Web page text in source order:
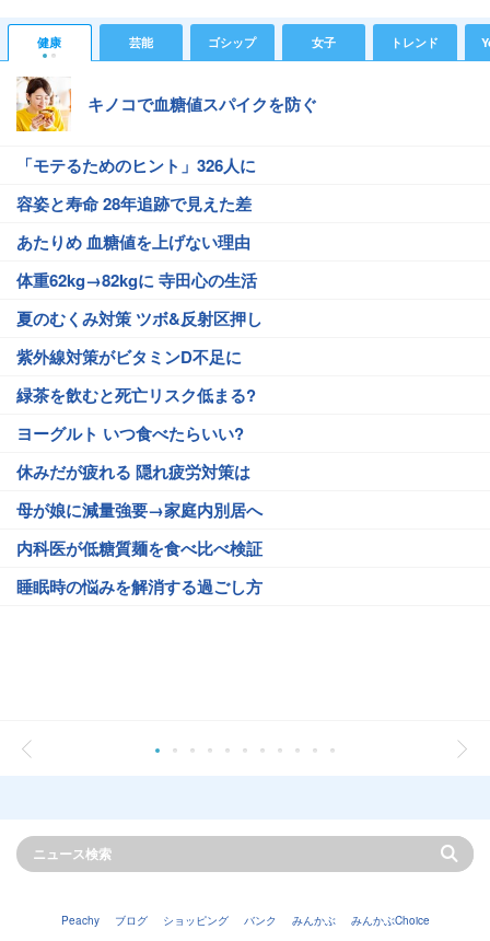
健康 芸能 ゴシップ 女子 トレンド
キノコで血糖値スパイクを防ぐ
「モテるためのヒント」326人に
容姿と寿命 28年追跡で見えた差
あたりめ 血糖値を上げない理由
体重62kg→82kgに 寺田心の生活
夏のむくみ対策 ツボ&反射区押し
紫外線対策がビタミンD不足に
緑茶を飲むと死亡リスク低まる?
ヨーグルト いつ食べたらいい?
休みだが疲れる 隠れ疲労対策は
母が娘に減量強要→家庭内別居へ
内科医が低糖質麺を食べ比べ検証
睡眠時の悩みを解消する過ごし方
Peachy ブログ ショッピング バンク みんかぶ
みんかぶChoice